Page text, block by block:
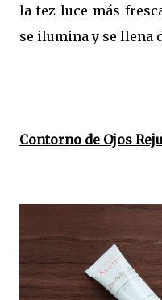
la tez luce más
se ilumina y se llena
Contorno de Ojos